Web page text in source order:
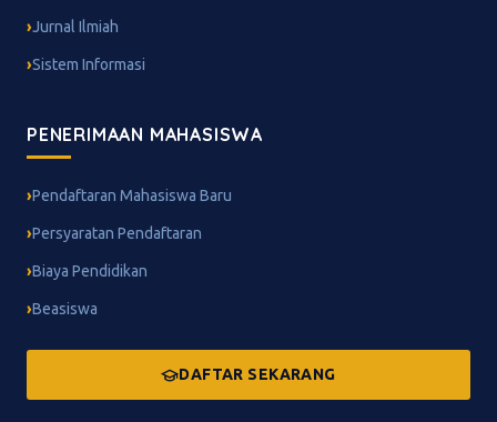
Jurnal Ilmiah
Sistem Informasi
PENERIMAAN MAHASISWA
Pendaftaran Mahasiswa Baru
Persyaratan Pendaftaran
Biaya Pendidikan
Beasiswa
DAFTAR SEKARANG